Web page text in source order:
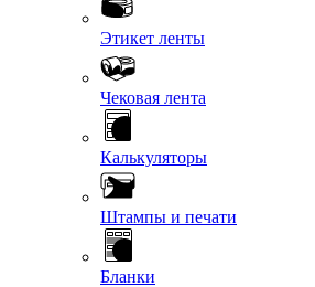
Этикет ленты
Чековая лента
Калькуляторы
Штампы и печати
Бланки